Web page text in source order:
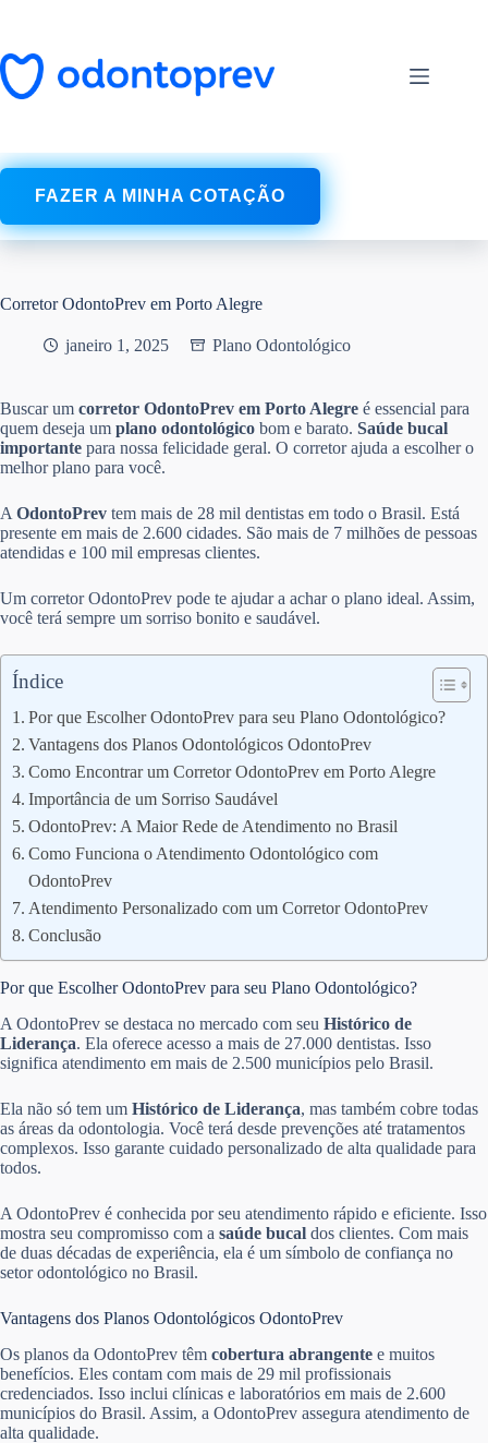
conteúdo
FAZER A MINHA COTAÇÃO
Corretor OdontoPrev em Porto Alegre
janeiro 1, 2025 Plano Odontológico
Buscar um corretor OdontoPrev em Porto Alegre é essencial para
quem deseja um plano odontológico bom e barato. Saúde bucal
importante para nossa felicidade geral. O corretor ajuda a escolher o
melhor plano para você.
A OdontoPrev tem mais de 28 mil dentistas em todo o Brasil. Está
presente em mais de 2.600 cidades. São mais de 7 milhões de pessoas
atendidas e 100 mil empresas clientes.
Um corretor OdontoPrev pode te ajudar a achar o plano ideal. Assim,
você terá sempre um sorriso bonito e saudável.
Índice
Por que Escolher OdontoPrev para seu Plano Odontológico?
Vantagens dos Planos Odontológicos OdontoPrev
Como Encontrar um Corretor OdontoPrev em Porto Alegre
Importância de um Sorriso Saudável
OdontoPrev: A Maior Rede de Atendimento no Brasil
Como Funciona o Atendimento Odontológico com
OdontoPrev
Atendimento Personalizado com um Corretor OdontoPrev
Conclusão
Por que Escolher OdontoPrev para seu Plano Odontológico?
A OdontoPrev se destaca no mercado com seu Histórico de
Liderança. Ela oferece acesso a mais de 27.000 dentistas. Isso
significa atendimento em mais de 2.500 municípios pelo Brasil.
Ela não só tem um Histórico de Liderança, mas também cobre todas
as áreas da odontologia. Você terá desde prevenções até tratamentos
complexos. Isso garante cuidado personalizado de alta qualidade para
todos.
A OdontoPrev é conhecida por seu atendimento rápido e eficiente. Isso
mostra seu compromisso com a saúde bucal dos clientes. Com mais
de duas décadas de experiência, ela é um símbolo de confiança no
setor odontológico no Brasil.
Vantagens dos Planos Odontológicos OdontoPrev
Os planos da OdontoPrev têm cobertura abrangente e muitos
benefícios. Eles contam com mais de 29 mil profissionais
credenciados. Isso inclui clínicas e laboratórios em mais de 2.600
municípios do Brasil. Assim, a OdontoPrev assegura atendimento de
alta qualidade.